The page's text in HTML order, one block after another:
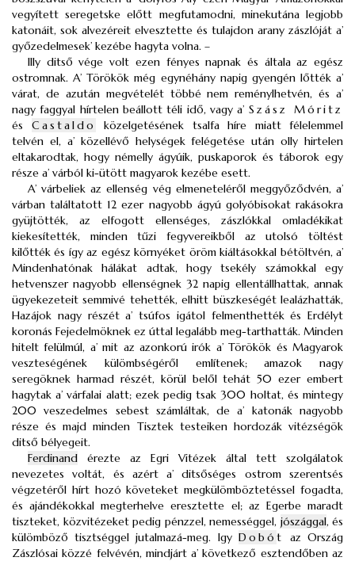
vegyített seregetske előtt megfutamodni, minekutána legjobb
katonáit, sok alvezéreit elvesztette és tulajdon arany zászlóját a’
győzedelmesek’ kezébe hagyta volna. –
Illy ditső vége volt ezen fényes napnak és általa az egész
ostromnak. A’ Törökök még egynéhány napig gyengén lőtték a’
várat, de azután megvételét többé nem reménylhetvén, és a’
nagy faggyal hírtelen beállott téli idő, vagy a’ Szász Móritz
és Castaldo
közelgetésének tsalfa híre miatt félelemmel
telvén el, a’ közellévő helységek felégetése után olly hirtelen
eltakarodtak, hogy némelly ágyúik, puskaporok és táborok egy
része a’ várból ki-ütött magyarok kezébe esett.
A’ várbeliek az ellenség vég elmeneteléről meggyőződvén, a’
várban találtatott 12 ezer nagyobb ágyú golyóbisokat rakásokra
gyüjtötték, az elfogott ellenséges, zászlókkal omladékikat
kiekesítették, minden tűzi fegyvereikből az utolsó töltést
kilőtték és így az egész környéket öröm kiáltásokkal bétöltvén, a’
Mindenhatónak hálákat adtak, hogy tsekély számokkal egy
hetvenszer nagyobb ellenségnek 32 napig ellentállhattak, annak
ügyekezeteit semmivé tehették, elhitt büszkeségét lealázhatták,
Hazájok nagy részét a’ tsúfos igátol felmenthették és Erdélyt
koronás Fejedelmöknek ez úttal legalább meg-tarthatták. Minden
hitelt felülmúl, a’ mit az azonkorú irók a’ Törökök és Magyarok
veszteségének külömbségéről említenek; amazok nagy
seregöknek harmad részét, körül belől tehát 50 ezer embert
hagytak a’ várfalai alatt; ezek pedig tsak 300 holtat, és mintegy
200 veszedelmes sebest számláltak, de a’ katonák nagyobb
része és majd minden Tisztek testeiken hordozák vitézségök
ditső bélyegeit.
Ferdinand érezte az Egri Vitézek által tett szolgálatok
nevezetes voltát, és azért a’ ditsőséges ostrom szerentsés
végzetéről hírt hozó követeket megkülömböztetéssel fogadta,
és ajándékokkal megterhelve eresztette el; az Egerbe maradt
tiszteket, közvitézeket pedig pénzzel, nemességgel, jószággal, és
külömböző tisztséggel jutalmazá-meg. Igy Dobó t
az Ország
Zászlósai közzé felvévén, mindjárt a’ következő esztendőben az